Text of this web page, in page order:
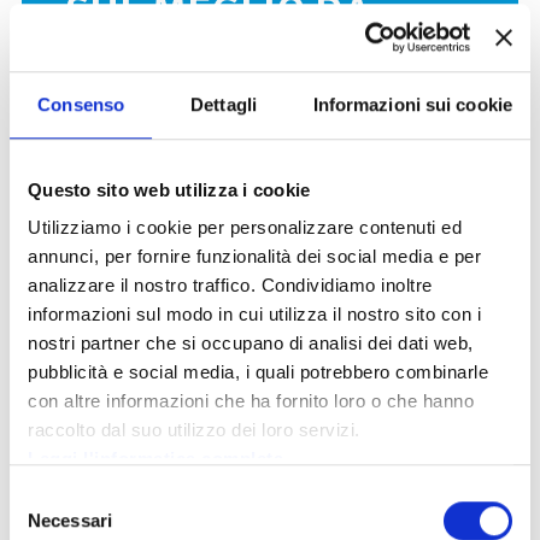
Consenso Dettagli Informazioni sui cookie
Questo sito web utilizza i cookie
Utilizziamo i cookie per personalizzare contenuti ed
annunci, per fornire funzionalità dei social media e per
analizzare il nostro traffico. Condividiamo inoltre
informazioni sul modo in cui utilizza il nostro sito con i
nostri partner che si occupano di analisi dei dati web,
pubblicità e social media, i quali potrebbero combinarle
con altre informazioni che ha fornito loro o che hanno
raccolto dal suo utilizzo dei loro servizi.
delNecessari
SUL MEGLIO DA
PONTEDILEGNO-
TONALE
Iscriviti alla newsletter, indicaci le tue
piacciono
Acconsento al trattamento dei miei dati secondo la
nota informativaper la gestione della richiesta.
*Campi obbligatori